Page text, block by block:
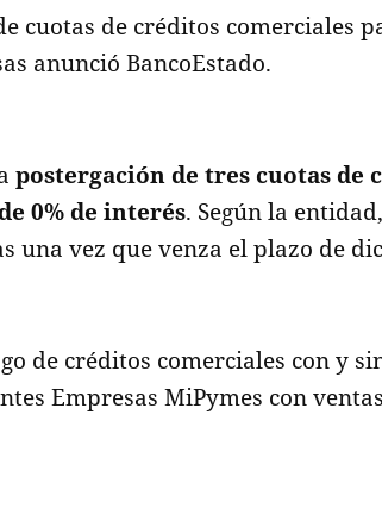
cuotas de créditos comerciales
anunció BancoEstado.
postergación de tres cuotas de
0% de interés. Según la
una vez que venza el plazo de
de créditos comerciales con y
Empresas MiPymes con